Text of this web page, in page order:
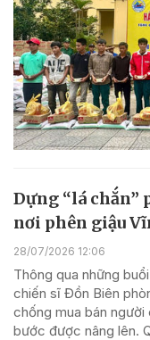
Dựng “lá chắn”
nơi phên giậu
28/07/2026 12:06
Thông qua những
chiến sĩ Đồn Biên
chống mua bán
bước được nâng lên.